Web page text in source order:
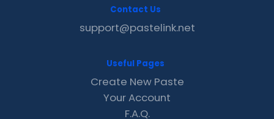
Contact Us
support@pastelink.net
Useful Pages
Create New Paste
Your Account
F.A.Q.